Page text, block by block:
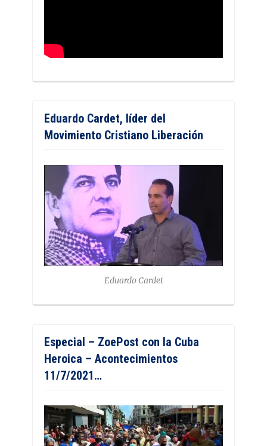
Eduardo Cardet, líder del
Movimiento Cristiano Liberación
Eduardo Cardet
Especial – ZoePost con la Cuba
Heroica – Acontecimientos
11/7/2021…